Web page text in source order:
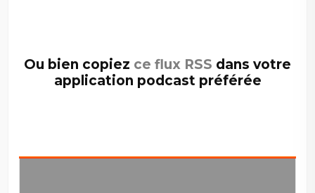
Ou bien copiez ce flux RSS dans votre
application podcast préférée